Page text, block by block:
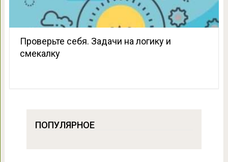
Проверьте себя. Задачи на логику и
смекалку
ПОПУЛЯРНОЕ